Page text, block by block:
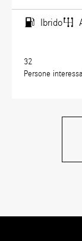
Ibrido
32
Persone